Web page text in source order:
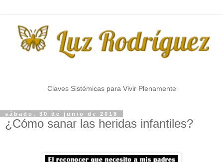
Claves Sistémicas para Vivir Plenamente
sábado, 30 de junio de 2018
¿Cómo sanar las heridas infantiles?